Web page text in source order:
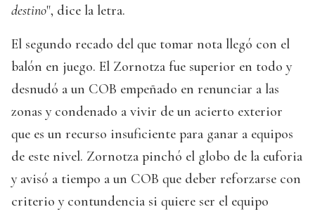
destino", dice la letra.
El segundo recado del que tomar nota llegó con el
balón en juego. El Zornotza fue superior en todo y
desnudó a un COB empeñado en renunciar a las
zonas y condenado a vivir de un acierto exterior
que es un recurso insuficiente para ganar a equipos
de este nivel. Zornotza pinchó el globo de la euforia
y avisó a tiempo a un COB que deber reforzarse con
criterio y contundencia si quiere ser el equipo